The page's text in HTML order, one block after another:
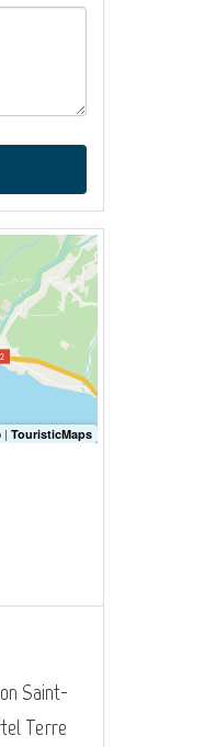
Saint-
Terre